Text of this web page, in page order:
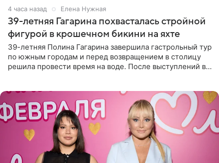
4 часа назад Елена Нужная
39-летняя Гагарина похвасталась стройной
фигурой в крошечном бикини на яхте
39-летняя Полина Гагарина завершила гастрольный тур
по южным городам и перед возвращением в столицу
решила провести время на воде. После выступлений в